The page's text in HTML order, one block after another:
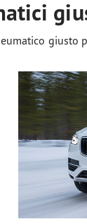
giusto